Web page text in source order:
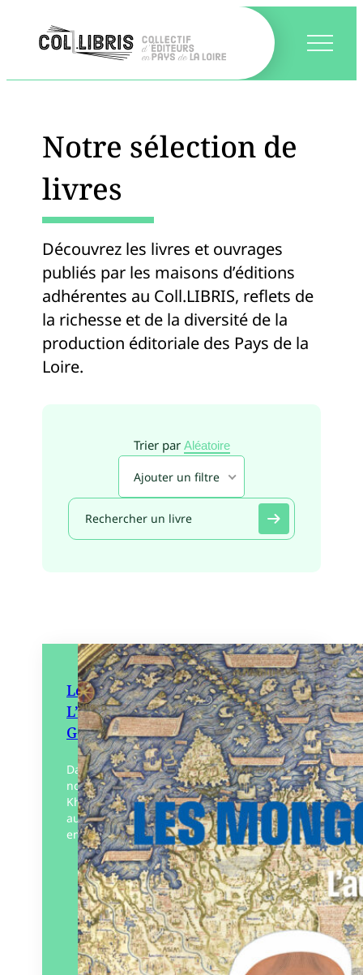
Notre sélection de
livres
Découvrez les livres et ouvrages
publiés par les maisons d’éditions
adhérentes au Coll.LIBRIS, reflets de
la richesse et de la diversité de la
production éditoriale des Pays de la
Loire.
Trier par Aléatoire
Ajouter un filtre
Les Mongols et le Monde.
L’autre visage de l’empire de
Gengis Khan
Dans ce livre, une histoire captivante
nous est dévoilée, l’épopée de Gengis
Khan et de ses descendants qui ont fondé
aux 13e et 14e siècles un gigantesque
empire…
Éditeur :Les Éditions du
Château des ducs de
Bretagne
Paru le14/10/2023